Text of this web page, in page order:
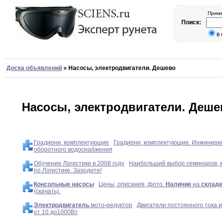
Поиск:
в
Доска объявлений » Насосы, электродвигатели. Дешево
Насосы, электродвигатели.
Градирни, комплектующие
Градирни, комплектующие.
оборотного водоснабжения
Обучение Логистике в 2008 году
Наибольший выбор семинаров,
по Логистике. Заходите!
Консольные насосы Цены, описания, фото. Наличие на складе
(скачать).
Электродвигатель мото-редуктор
Двигатели постоянного тока
от 10 до1000Вт